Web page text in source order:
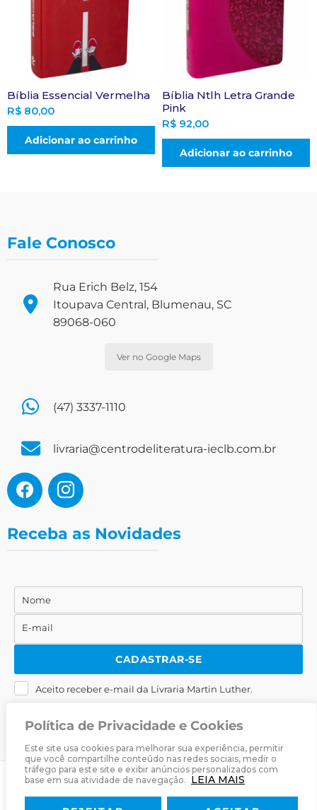
Política de Privacidade e Cookies
Este site usa cookies para melhorar sua experiência, permitir
que você compartilhe conteúdo nas redes sociais, medir o
tráfego para este site e exibir anúncios personalizados com
base em sua atividade de navegação. LEIA MAIS
Bíblia Essencial Vermelha
R$ 80,00
Adicionar ao carrinho
Bíblia Ntlh Letra Grande
Pink
R$ 92,00
Adicionar ao carrinho
Fale Conosco
Rua Erich Belz, 154
Itoupava Central, Blumenau, SC
89068-060
Ver no Google Maps
(47) 3337-1110
livraria@centrodeliteratura-ieclb.com.br
Receba as Novidades
Nome
Nome
E-
mail
E-mail
CADASTRAR-SE
Aceito receber e-mail da Livraria Martin Luther.
Livraria Martin Luther· Desenvolvido porZwei Arts